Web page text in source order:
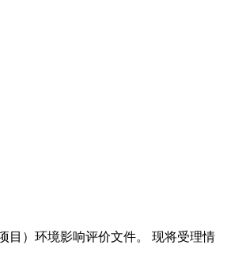
目）环境影响评价文件。 现将受理情